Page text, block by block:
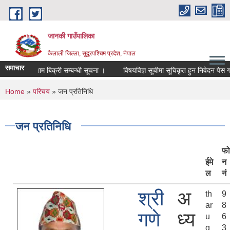
Skip to main content
जानकी गाउँपालिका
कैलाली जिल्ला, सुदूरपश्चिम प्रदेश, नेपाल
समाचार
बिक्री सम्बन्धी सूचना । विषयविज्ञ सूचीमा सूचिकृत हुन निवेदन पेस गर्ने सम्बन्धी
You are here
Home » परिचय » जन प्रतिनिधि
जन प्रतिनिधि
ईमे
ल
फो
न
नं
श्री
गणे
अ
ध्य
th
ar
u
g
9
8
6
3